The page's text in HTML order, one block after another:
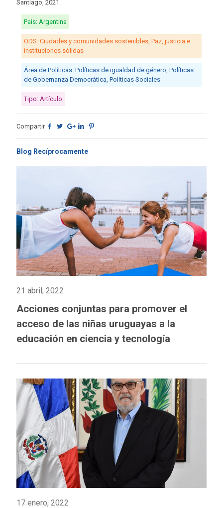
Santiago, 2021.
Pais: Argentina
ODS: Ciudades y comunidades sostenibles, Paz, justicia e
instituciones sólidas
Área de Políticas: Políticas de igualdad de género, Políticas
de Gobernanza Democrática, Políticas Sociales
Tipo: Artículo
Compartir
Blog Recíprocamente
21 abril, 2022
Acciones conjuntas para promover el
acceso de las niñas uruguayas a la
educación en ciencia y tecnología
17 enero, 2022